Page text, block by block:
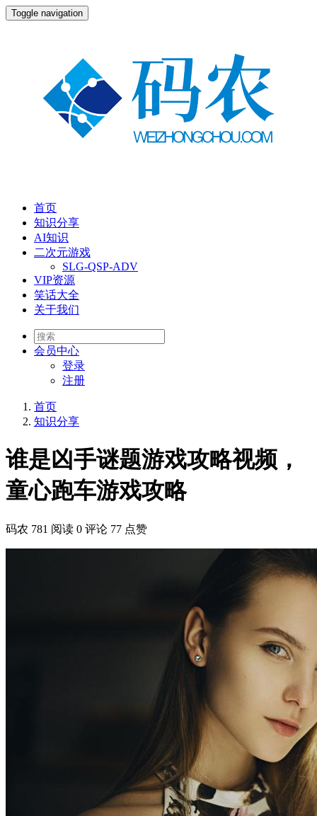
Toggle navigation
首页
知识分享
AI知识
二次元游戏
SLG-QSP-ADV
VIP资源
笑话大全
关于我们
会员中心
登录
注册
首页
知识分享
谁是凶手谜题游戏攻略视频，
童心跑车游戏攻略
码农 781 阅读 0 评论 77 点赞